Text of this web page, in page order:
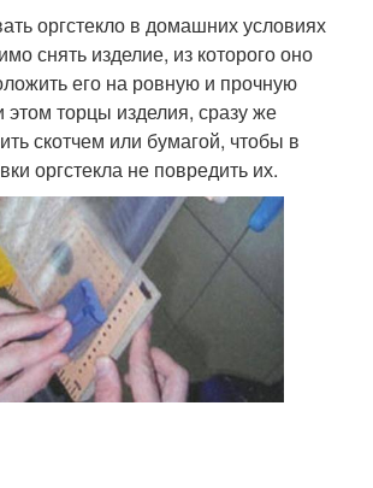
оргстекло в домашних условиях
снять изделие, из которого оно
его на ровную и прочную
этом торцы изделия, сразу же
скотчем или бумагой, чтобы в
оргстекла не повредить их.